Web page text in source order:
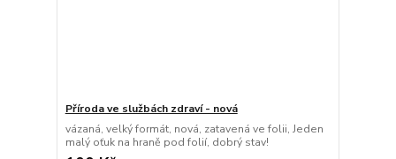
Příroda ve službách zdraví - nová
vázaná, velký formát, nová, zatavená ve folii, Jeden
malý oťuk na hraně pod folií, dobrý stav!